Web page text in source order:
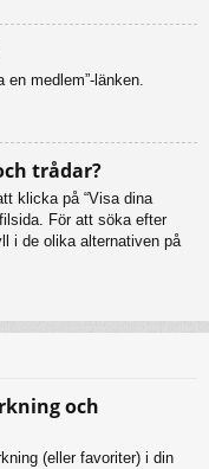
medlem”-länken.
trådar?
klicka på “Visa dina
För att söka efter
i de olika alternativen på
och
(eller favoriter) i din